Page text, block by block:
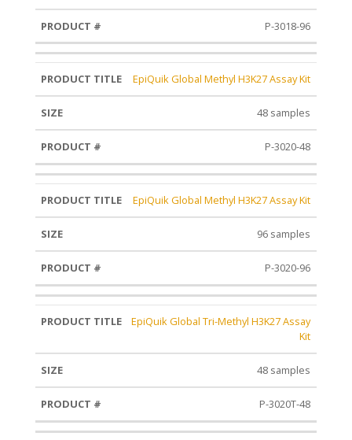
P-3018-96
EpiQuik Global Methyl H3K27 Assay Kit
48 samples
P-3020-48
EpiQuik Global Methyl H3K27 Assay Kit
96 samples
P-3020-96
EpiQuik Global Tri-Methyl H3K27 Assay
Kit
48 samples
P-3020T-48